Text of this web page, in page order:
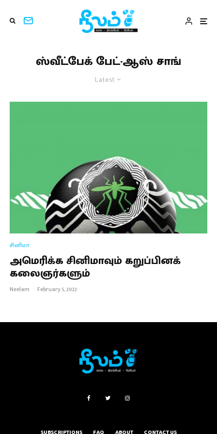
ஸ்வீட்பேக் பேட்-ஆஸ் சாங்
Latest
சினிமா
அமெரிக்க சினிமாவும் கறுப்பினக்
கலைஞர்களும்
Neelam · February 5, 2022